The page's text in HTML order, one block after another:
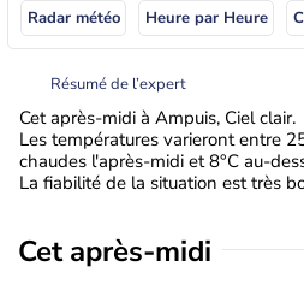
Radar météo Heure par Heure
Résumé de l’expert
Cet après-midi à Ampuis, Ciel clair.
Les températures varieront entre
chaudes l'après-midi et 8°C au-
La fiabilité de la situation est très
Cet après-midi